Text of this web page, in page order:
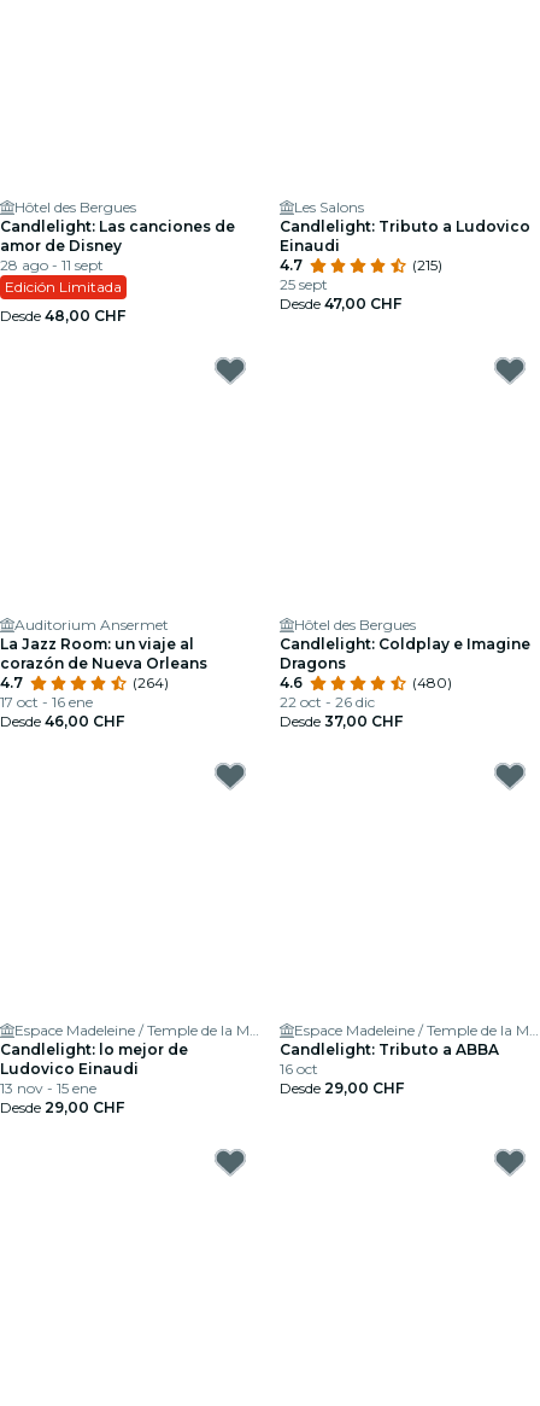
Hôtel des Bergues
Candlelight: Las canciones de
amor de Disney
28 ago - 11 sept
Edición Limitada
Desde 48,00 CHF
Les Salons
Candlelight: Tributo a Ludovico
Einaudi
4.7
(215)
25 sept
Desde 47,00 CHF
Auditorium Ansermet
La Jazz Room: un viaje al
corazón de Nueva Orleans
4.7
(264)
17 oct - 16 ene
Desde 46,00 CHF
Hôtel des Bergues
Candlelight: Coldplay e Imagine
Dragons
4.6
(480)
22 oct - 26 dic
Desde 37,00 CHF
Espace Madeleine / Temple de la Madeleine
Candlelight: lo mejor de
Ludovico Einaudi
13 nov - 15 ene
Desde 29,00 CHF
Espace Madeleine / Temple de la Madeleine
Candlelight: Tributo a ABBA
16 oct
Desde 29,00 CHF